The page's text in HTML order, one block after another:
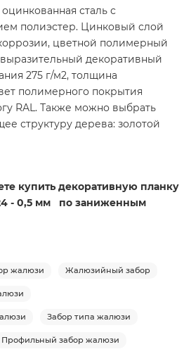
сталь с
полиэстер. Цинковый слой
цветной полимерный
декоративный
275 г/м2, толщина
полимерного покрытия
RAL. Также можно выбрать
структуру дерева: золотой
купить декоративную планку
- 0,5 мм по заниженным
жалюзи Жалюзийный забор
Забор типа жалюзи
Профильный забор жалюзи